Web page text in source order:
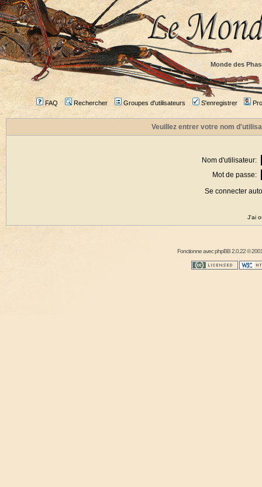
Monde des
FAQ Rechercher Groupes d'utilisateurs S'enregistrer
Veuillez entrer votre nom
Nom d'utilisateur:
Mot de passe:
Se connecter
J'ai
Fonctionne avecphpBB2.0.22 ©